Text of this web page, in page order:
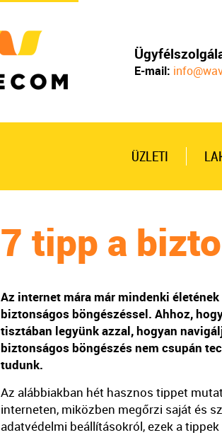
E-mail:
ÜZLETI
7 tipp a
Az internet mára már mindenki
biztonságos böngészéssel. Ahhoz,
tisztában legyünk azzal, hogyan
biztonságos böngészés nem csupán
tudunk.
Az alábbiakban hét hasznos tippet
interneten, miközben megőrzi saját és
adatvédelmi beállításokról, ezek a